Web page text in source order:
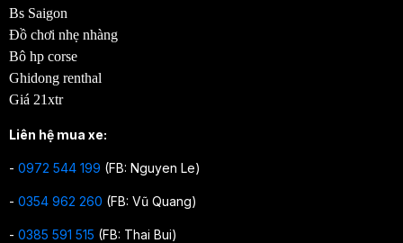
Bs Saigon
Đồ chơi nhẹ nhàng
Bô hp corse
Ghidong renthal
Giá 21xtr
Liên hệ mua xe:
- 0972 544 199 (FB: Nguyen Le)
- 0354 962 260 (FB: Vũ Quang)
- 0385 591 515 (FB: Thai Bui)